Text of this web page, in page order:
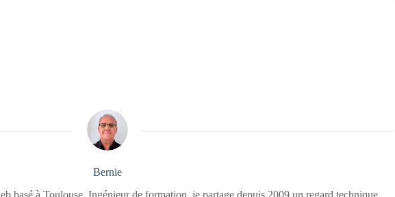
Bernie
basé à Toulouse. Ingénieur de formation, je partage depuis 2009 un regard technique